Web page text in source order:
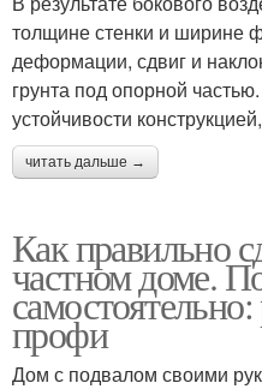
толщине стенки и ширине
деформации, сдвиг и
грунта под опорной
устойчивости
читать дальше →
Как правильно
частном доме.
профи
Дом с подвалом своими